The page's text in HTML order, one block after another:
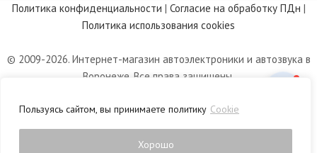
Пользуясь сайтом, вы принимаете политику Cookie
Хорошо
Политика конфиденциальности | Согласие на обработку ПДн |
Политика использования cookies
© 2009-2026. Интернет-магазин автоэлектроники и автозвука в
Воронеже. Все права защищены.
характер и не является публичной офертой, определяемой
положениями статьи 437 Гражданского кодекса РФ.